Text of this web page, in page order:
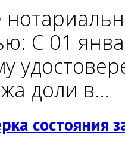
С 01
доли в…
состояния